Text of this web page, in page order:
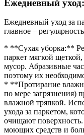
Ежедневный
Ежедневный уход за
главное –
* **Сухая уборка:**
паркет мягкой
мусор. Абразивные
поэтому их
* **Протирание
по мере загрязнения)
влажной тряпкой.
ухода за паркетом,
очищают поверхность.
моющих средств и